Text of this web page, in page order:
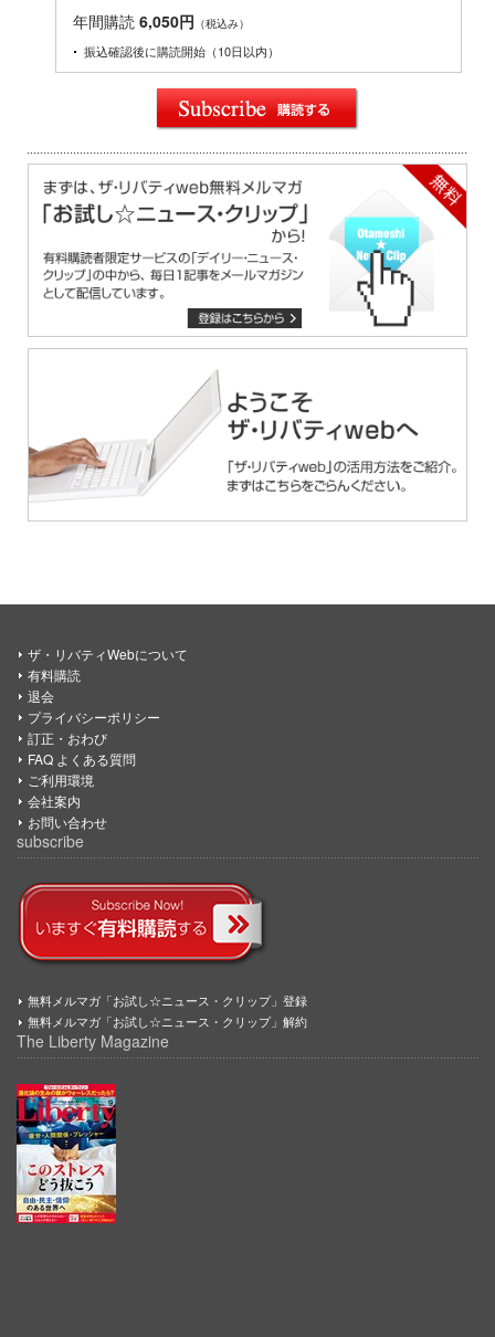
年間購読 6,050円 （税込み）
振込確認後に購読開始（10日以内）
ザ・リバティWebについて
有料購読
退会
プライバシーポリシー
訂正・おわび
FAQ よくある質問
ご利用環境
会社案内
お問い合わせ
subscribe
無料メルマガ「お試し☆ニュース・クリップ」登録
無料メルマガ「お試し☆ニュース・クリップ」解約
The Liberty Magazine